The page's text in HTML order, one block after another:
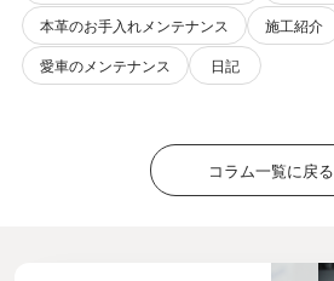
本革のお手入れメンテナンス
施工紹介
愛車のメンテナンス
日記
コラム一覧に戻る